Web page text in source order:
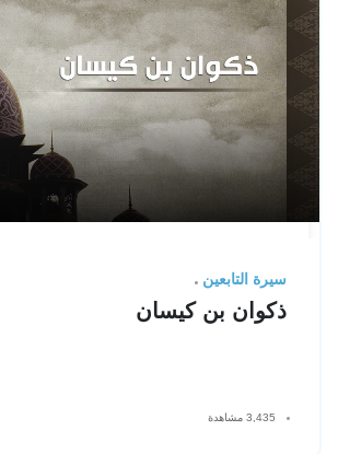
سيرة التابعين
ذكوان بن كيسان
3,435 مشاهدة